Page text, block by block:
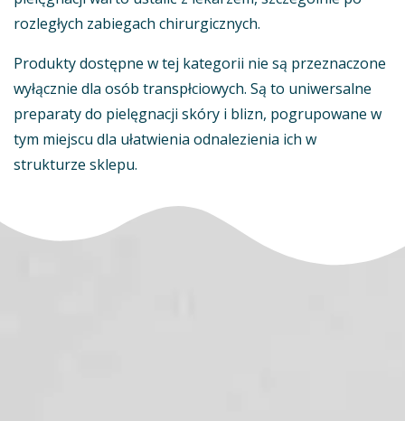
rozległych zabiegach chirurgicznych.
Produkty dostępne w tej kategorii nie są przeznaczone
wyłącznie dla osób transpłciowych. Są to uniwersalne
preparaty do pielęgnacji skóry i blizn, pogrupowane w
tym miejscu dla ułatwienia odnalezienia ich w
strukturze sklepu.